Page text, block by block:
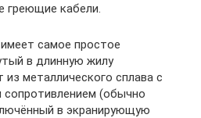
греющие кабели.
самое простое
в длинную жилу
из металлического сплава с
(обычно
в экранирующую